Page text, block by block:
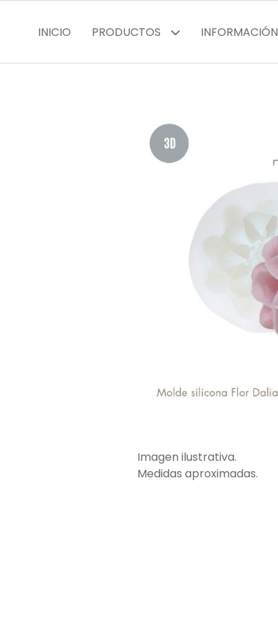
INICIO PRODUCTOS INFORMACIÓN
Imagen ilustrativa.
Medidas aproximadas.